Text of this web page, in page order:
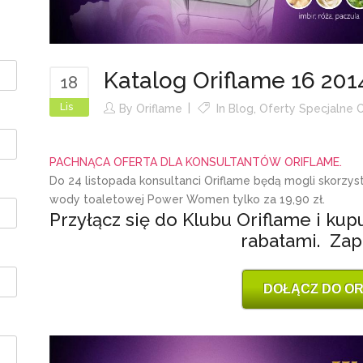
18
Lis
Katalog Oriflame 16
By Oriflame In Blog Oferty Specjalne
PACHNĄCA OFERTA DLA KONSULTANTÓW ORIFLAME.
Do 24 listopada konsultanci Oriflame będą mogli
wody toaletowej Power Women tylko za 19,90 zł.
Przyłącz się do Klubu Oriflame i
rabatami.
DOŁĄCZ DO